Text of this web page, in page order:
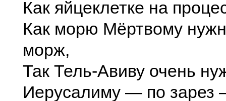
Как яйцеклетке на
Как морю Мёртвому
морж,
Так Тель-Авиву очень
Иерусалиму — по зарез